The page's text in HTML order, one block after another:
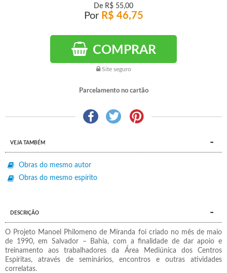
De R$ 55,00
Por R$ 46,75
COMPRAR
Site seguro
Parcelamento no cartão
VEJA TAMBÉM
Obras do mesmo autor
Obras do mesmo espírito
DESCRIÇÃO
O Projeto Manoel Philomeno de Miranda foi criado no mês de maio
de 1990, em Salvador – Bahia, com a finalidade de dar apoio e
treinamento aos trabalhadores da Área Mediúnica dos Centros
Espíritas, através de seminários, encontros e outras atividades
correlatas.